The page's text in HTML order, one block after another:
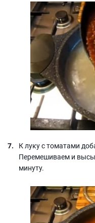
К луку с томатами
Перемешиваем и
минуту.